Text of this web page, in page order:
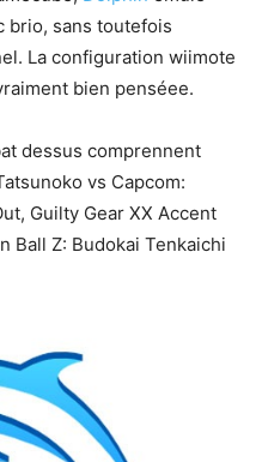
brio, sans toutefois
La configuration wiimote
bien penséee.
dessus comprennent
vs Capcom:
Guilty Gear XX Accent
Ball Z: Budokai Tenkaichi